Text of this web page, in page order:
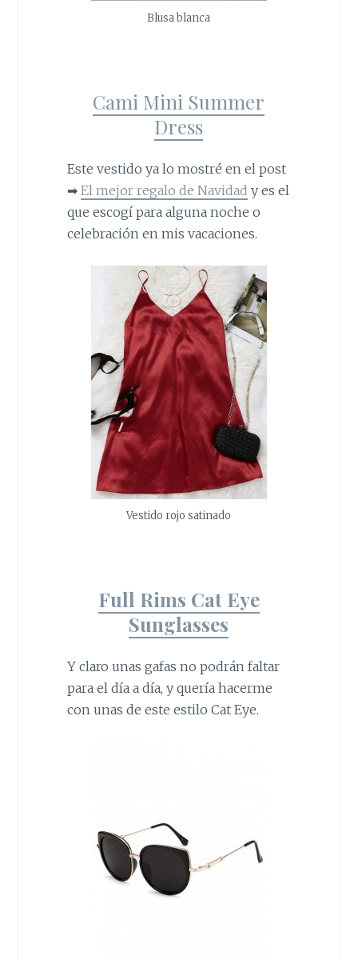
Blusa blanca
Cami Mini Summer
Dress
Este vestido ya lo mostré en el post
➡ El mejor regalo de Navidad y es el
que escogí para alguna noche o
celebración en mis vacaciones.
Vestido rojo satinado
Full Rims Cat Eye
Sunglasses
Y claro unas gafas no podrán faltar
para el día a día, y quería hacerme
con unas de este estilo Cat Eye.